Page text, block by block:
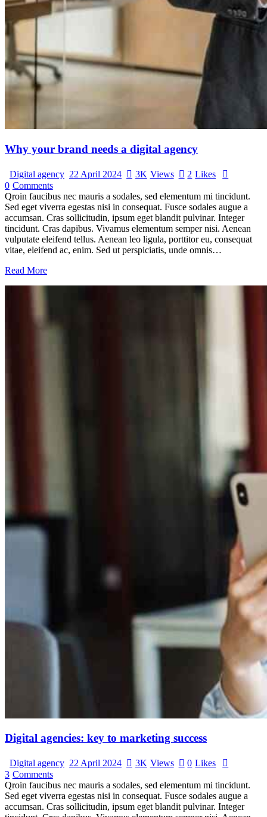
Why your brand needs a digital agency
Digital agency 22 April 2024 3K Views 2 Likes
0 Comments
Qroin faucibus nec mauris a sodales, sed elementum mi tincidunt.
Sed eget viverra egestas nisi in consequat. Fusce sodales augue a
accumsan. Cras sollicitudin, ipsum eget blandit pulvinar. Integer
tincidunt. Cras dapibus. Vivamus elementum semper nisi. Aenean
vulputate eleifend tellus. Aenean leo ligula, porttitor eu, consequat
vitae, eleifend ac, enim. Sed ut perspiciatis, unde omnis…
Read More
Digital agencies: key to marketing success
Digital agency 22 April 2024 3K Views 0 Likes
3 Comments
Qroin faucibus nec mauris a sodales, sed elementum mi tincidunt.
Sed eget viverra egestas nisi in consequat. Fusce sodales augue a
accumsan. Cras sollicitudin, ipsum eget blandit pulvinar. Integer